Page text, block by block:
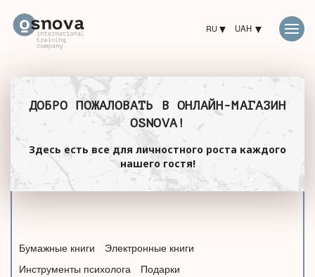
RU UAH
ДОБРО ПОЖАЛОВАТЬ В ОНЛАЙН-МАГАЗИН
OSNOVA!
Здесь есть все для личностного роста каждого
нашего гостя!
Бумажные книги
Электронные книги
Инструменты психолога
Подарки